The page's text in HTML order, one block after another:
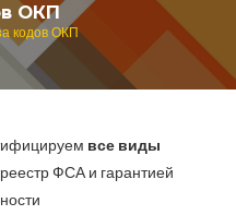
ОКП
кодов ОКП
все виды
ФСА и гарантией